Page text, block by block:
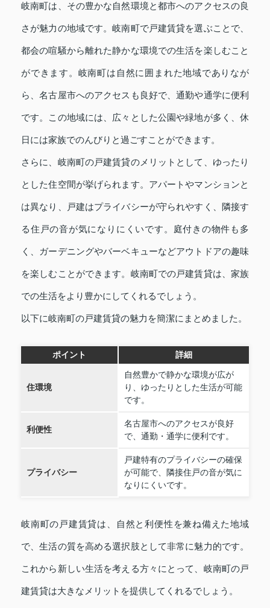
岐南町は、その豊かな自然環境と都市へのアクセスの良
さが魅力の地域です。岐南町で戸建賃貸を選ぶことで、
都会の喧騒から離れた静かな環境での生活を楽しむこと
ができます。岐南町は自然に囲まれた地域でありなが
ら、名古屋市へのアクセスも良好で、通勤や通学に便利
です。この地域には、広々とした公園や緑地が多く、休
日には家族でのんびりと過ごすことができます。
さらに、岐南町の戸建賃貸のメリットとして、ゆったり
とした住空間が挙げられます。アパートやマンションと
は異なり、戸建はプライバシーが守られやすく、隣接す
る住戸の音が気になりにくいです。庭付きの物件も多
く、ガーデニングやバーベキューなどアウトドアの趣味
を楽しむことができます。岐南町での戸建賃貸は、家族
での生活をより豊かにしてくれるでしょう。
以下に岐南町の戸建賃貸の魅力を簡潔にまとめました。
ポイント 詳細
住環境
自然豊かで静かな環境が広が
り、ゆったりとした生活が可能
です。
利便性
名古屋市へのアクセスが良好
で、通勤・通学に便利です。
プライバシー
戸建特有のプライバシーの確保
が可能で、隣接住戸の音が気に
なりにくいです。
岐南町の戸建賃貸は、自然と利便性を兼ね備えた地域
で、生活の質を高める選択肢として非常に魅力的です。
これから新しい生活を考える方々にとって、岐南町の戸
建賃貸は大きなメリットを提供してくれるでしょう。